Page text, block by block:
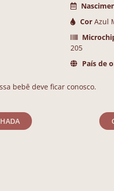
Cor Azul
205
País de
bebê deve ficar conosco.